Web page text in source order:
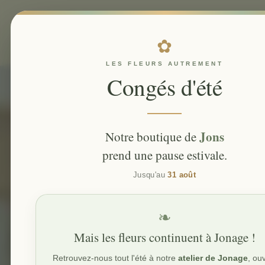
✿
LES FLEURS AUTREMENT
Congés d'été
Notre boutique deJons
prend une pause estivale.
Jusqu'au31 août
❧
Mais les fleurs continuent à Jonage !
Retrouvez-nous tout l'été à notre atelier de Jonage ,